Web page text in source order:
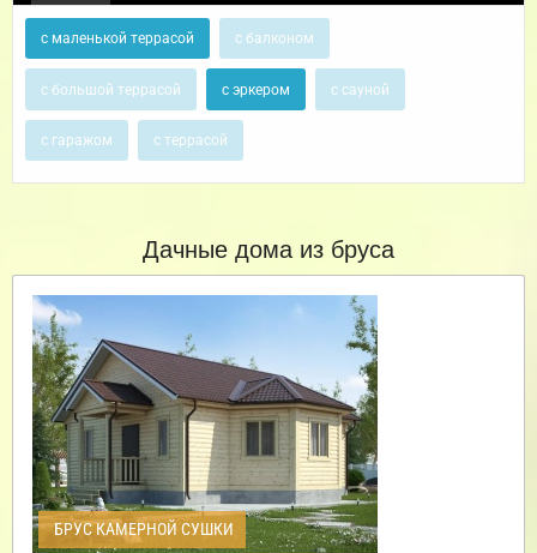
с маленькой террасой с балконом
с большой террасой с эркером с сауной
с гаражом с террасой
Дачные дома из бруса
БРУС КАМЕРНОЙ СУШКИ